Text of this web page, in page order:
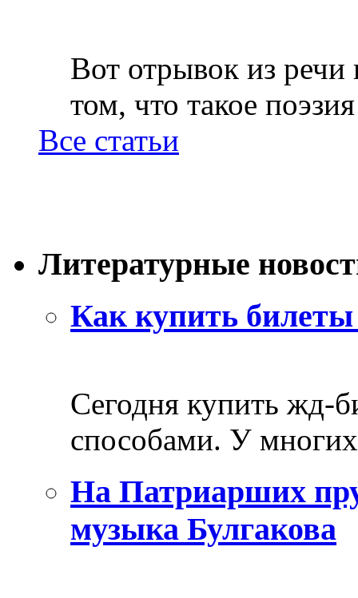
Вот отрывок из
том, что такое
Все статьи
Литературные
Как купить билеты
Сегодня купить жд-
способами. У
На Патриарших
музыка Булгакова